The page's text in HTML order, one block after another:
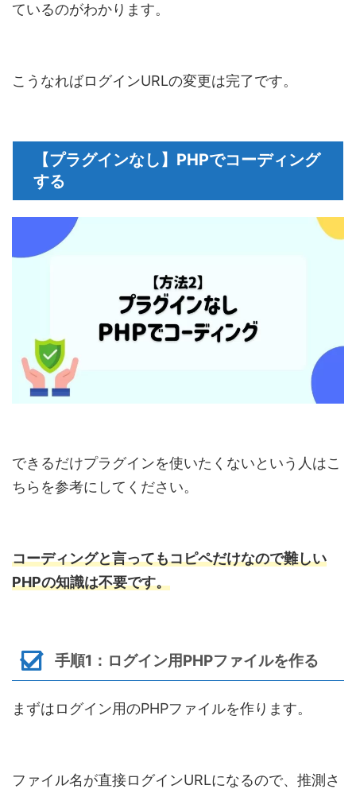
ているのがわかります。
こうなればログインURLの変更は完了です。
【プラグインなし】PHPでコーディング
する
できるだけプラグインを使いたくないという人はこ
ちらを参考にしてください。
コーディングと言ってもコピペだけなので難しい
PHPの知識は不要です。
手順1：ログイン用PHPファイルを作る
まずはログイン用のPHPファイルを作ります。
ファイル名が直接ログインURLになるので、推測さ